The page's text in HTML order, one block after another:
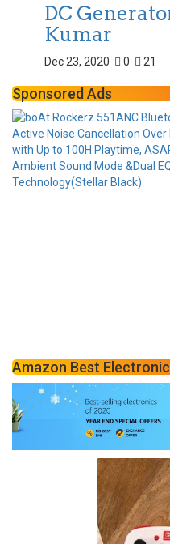
DC
Kumar
Dec 23, 2020 0 21
Sponsored Ads
Amazon Best